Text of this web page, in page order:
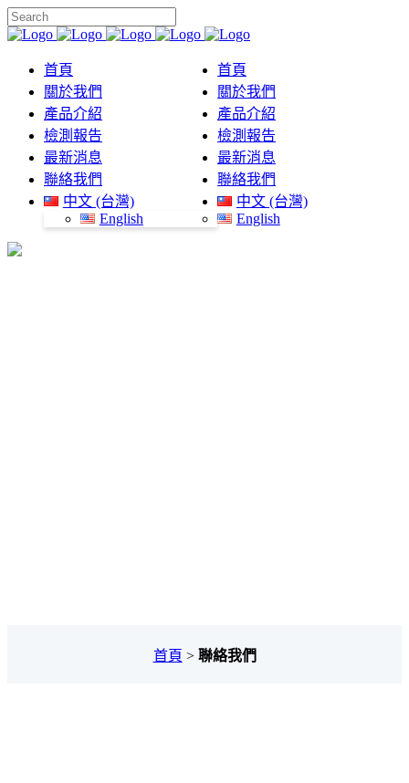
首頁
關於我們
產品介紹
檢測報告
最新消息
聯絡我們
中文 (台灣)
English
首頁
關於我們
產品介紹
檢測報告
最新消息
聯絡我們
中文 (台灣)
English
首頁 > 聯絡我們